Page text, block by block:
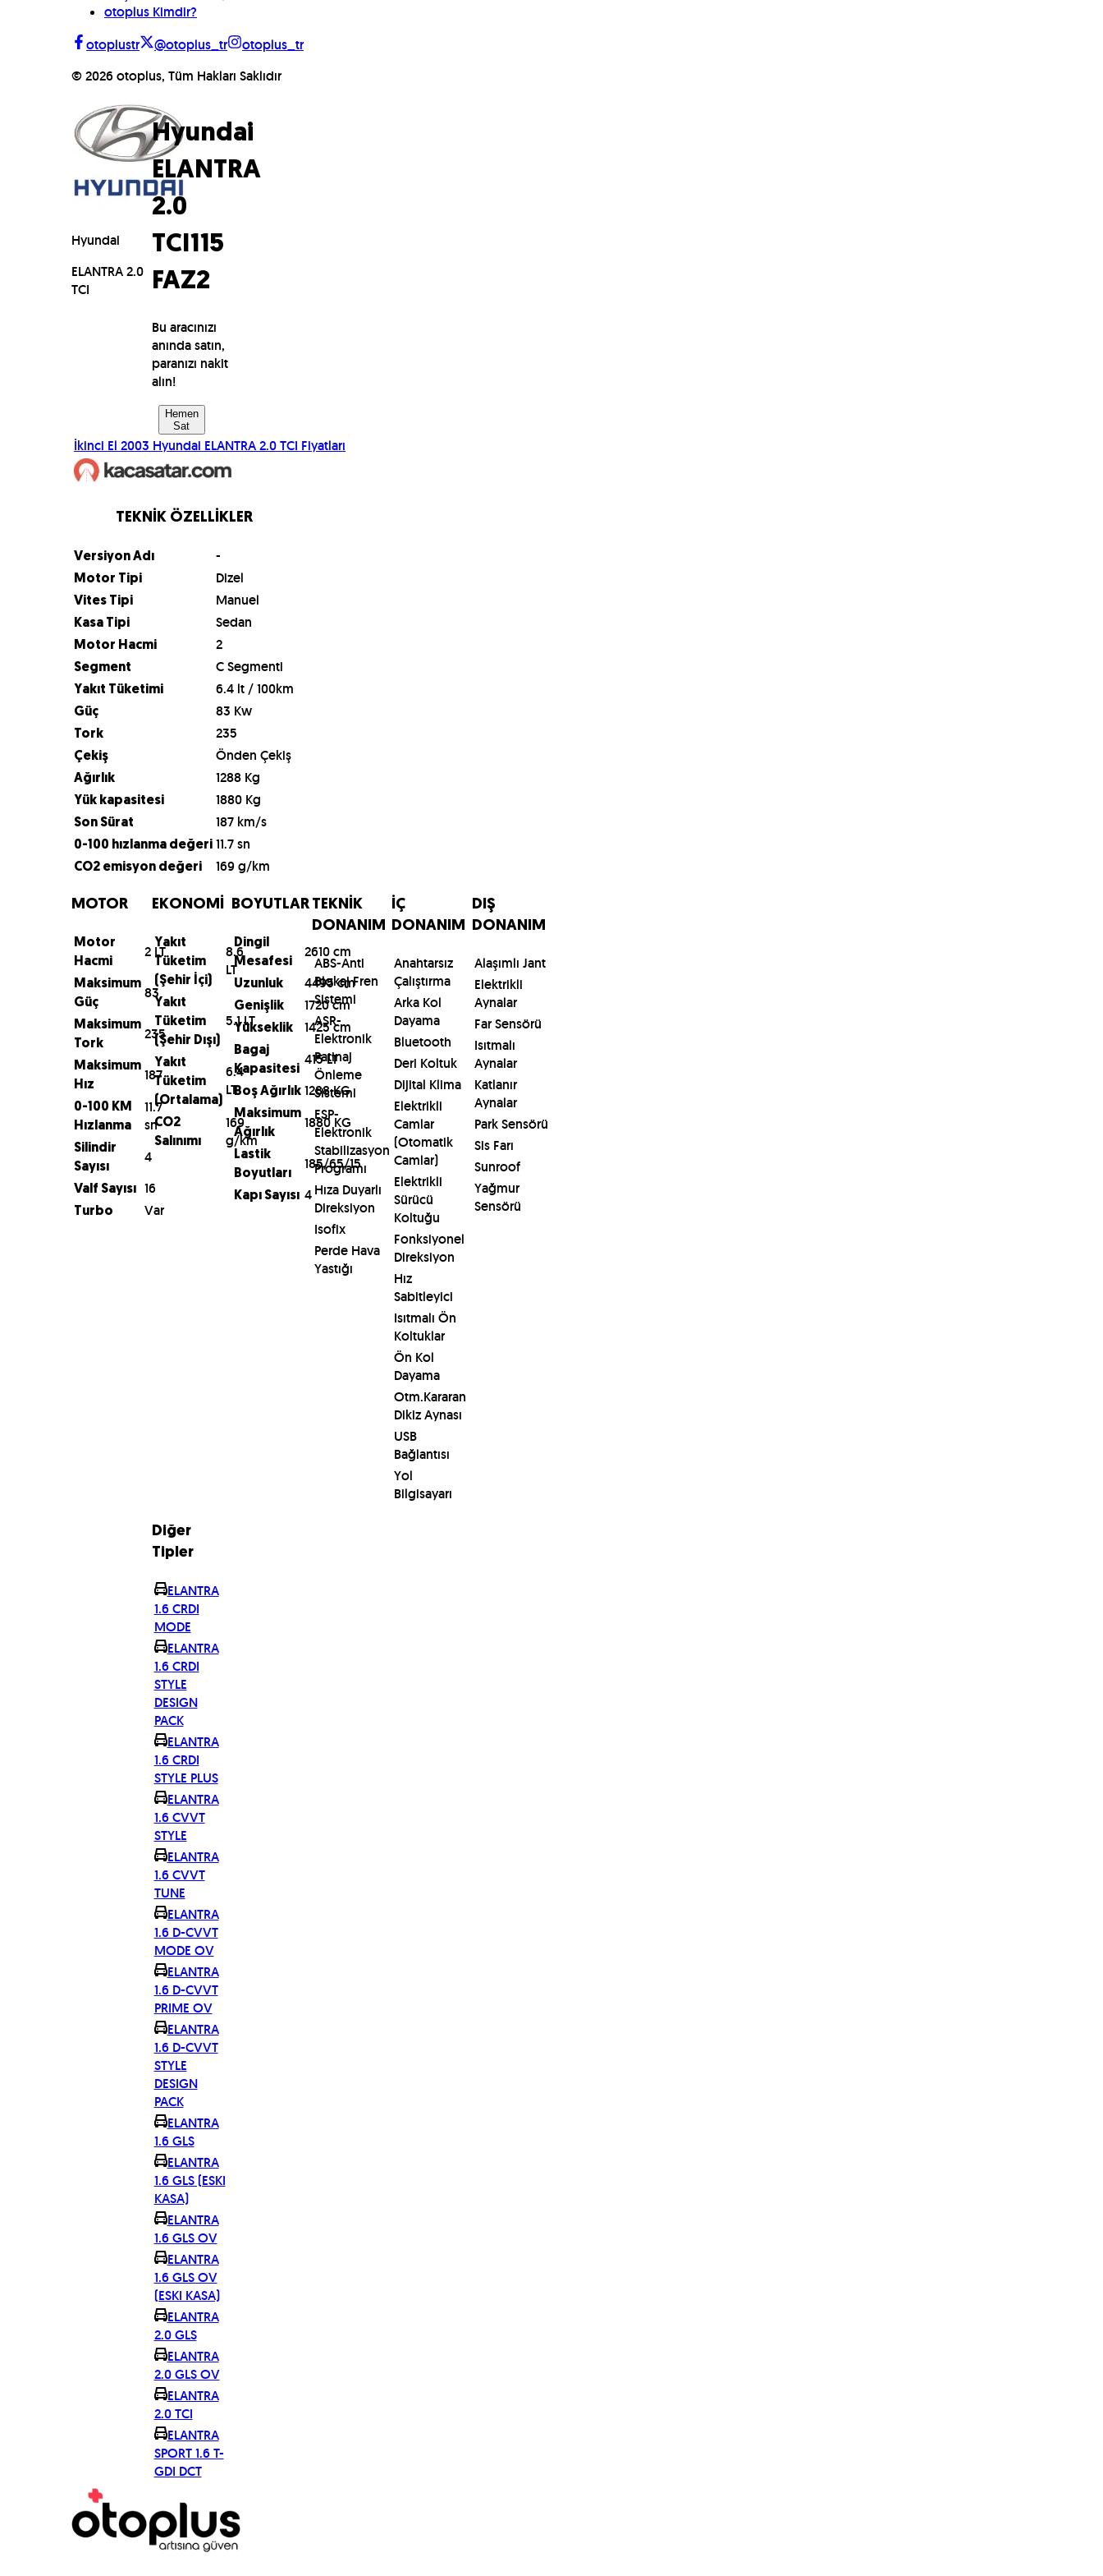
otoplus Kimdir?
otoplustr
@otoplus_tr
otoplus_tr
© 2026 otoplus, Tüm Hakları Saklıdır
Hyundai
ELANTRA 2.0
TCI
Hyundai
ELANTRA
2.0
TCI115
FAZ2
Bu aracınızı
anında satın,
paranızı nakit
alın!
Hemen
Sat
İkinci El 2003 Hyundai ELANTRA 2.0 TCI Fiyatları
TEKNİK ÖZELLİKLER
Versiyon Adı -
Motor Tipi Dizel
Vites Tipi Manuel
Kasa Tipi Sedan
Motor Hacmi 2
Segment C Segmenti
Yakıt Tüketimi 6.4 lt / 100km
Güç 83 Kw
Tork 235
Çekiş Önden Çekiş
Ağırlık 1288 Kg
Yük kapasitesi 1880 Kg
Son Sürat 187 km/s
0-100 hızlanma değeri 11.7 sn
CO2 emisyon değeri 169 g/km
MOTOR
Motor
Hacmi
2 LT
Maksimum
Güç
83
Maksimum
Tork
235
Maksimum
Hız
187
0-100 KM
Hızlanma
11.7
sn
Silindir
Sayısı
4
Valf Sayısı 16
Turbo Var
EKONOMİ
Yakıt
Tüketim
(Şehir İçi)
8.6
LT
Yakıt
Tüketim
(Şehir Dışı)
5.1 LT
Yakıt
Tüketim
(Ortalama)
6.4
LT
CO2
Salınımı
169
g/km
BOYUTLAR
Dingil
Mesafesi
2610 cm
Uzunluk 4495 cm
Genişlik 1720 cm
Yükseklik 1425 cm
Bagaj
Kapasitesi
415 LT
Boş Ağırlık 1288 KG
Maksimum
Ağırlık
1880 KG
Lastik
Boyutları
185/65/15
Kapı Sayısı 4
TEKNİK
DONANIM
ABS-Anti
Blokaj Fren
Sistemi
ASR-
Elektronik
Patinaj
Önleme
Sistemi
ESP-
Elektronik
Stabilizasyon
Programı
Hıza Duyarlı
Direksiyon
Isofix
Perde Hava
Yastığı
İÇ
DONANIM
Anahtarsız
Çalıştırma
Arka Kol
Dayama
Bluetooth
Deri Koltuk
Dijital Klima
Elektrikli
Camlar
(Otomatik
Camlar)
Elektrikli
Sürücü
Koltuğu
Fonksiyonel
Direksiyon
Hız
Sabitleyici
Isıtmalı Ön
Koltuklar
Ön Kol
Dayama
Otm.Kararan
Dikiz Aynası
USB
Bağlantısı
Yol
Bilgisayarı
DIŞ
DONANIM
Alaşımlı Jant
Elektrikli
Aynalar
Far Sensörü
Isıtmalı
Aynalar
Katlanır
Aynalar
Park Sensörü
Sis Farı
Sunroof
Yağmur
Sensörü
Diğer
Tipler
ELANTRA
1.6 CRDI
MODE
ELANTRA
1.6 CRDI
STYLE
DESIGN
PACK
ELANTRA
1.6 CRDI
STYLE PLUS
ELANTRA
1.6 CVVT
STYLE
ELANTRA
1.6 CVVT
TUNE
ELANTRA
1.6 D-CVVT
MODE OV
ELANTRA
1.6 D-CVVT
PRIME OV
ELANTRA
1.6 D-CVVT
STYLE
DESIGN
PACK
ELANTRA
1.6 GLS
ELANTRA
1.6 GLS (ESKI
KASA)
ELANTRA
1.6 GLS OV
ELANTRA
1.6 GLS OV
(ESKI KASA)
ELANTRA
2.0 GLS
ELANTRA
2.0 GLS OV
ELANTRA
2.0 TCI
ELANTRA
SPORT 1.6 T-
GDI DCT